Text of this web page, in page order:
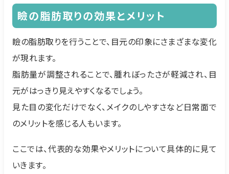
瞼の脂肪取りの効果とメリット
瞼の脂肪取りを行うことで、目元の印象にさまざまな変化
が現れます。
脂肪量が調整されることで、腫れぼったさが軽減され、目
元がはっきり見えやすくなるでしょう。
見た目の変化だけでなく、メイクのしやすさなど日常面で
のメリットを感じる人もいます。
ここでは、代表的な効果やメリットについて具体的に見て
いきます。